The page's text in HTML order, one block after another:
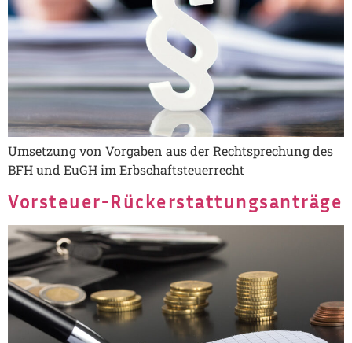
Umsetzung von Vorgaben aus der Rechtsprechung des
BFH und EuGH im Erbschaftsteuerrecht
Vorsteuer-Rückerstattungsanträge